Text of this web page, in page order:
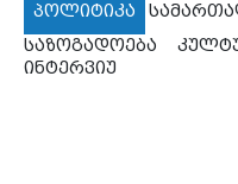
პოლიტიკა
საზოგადოება
ინტერვიუ